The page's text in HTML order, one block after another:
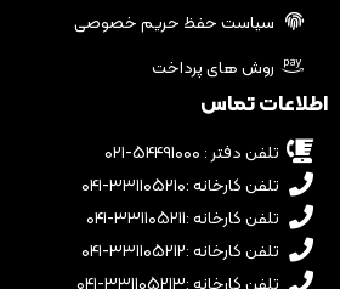
سیاست حفظ حریم خصوصی
روش های پرداخت
اطلاعات تماس
تلفن دفتر : ۵۴۴۹۱۰۰۰-۰۲۱
تلفن کارخانه :۳۳۱۱۰۵۲۱۰-۰۴۱
تلفن کارخانه :۳۳۱۱۰۵۲۱۱-۰۴۱
تلفن کارخانه :۳۳۱۱۰۵۲۱۲-۰۴۱
تلفن کارخانه :۳۳۱۱۰۵۲۱۳-۰۴۱